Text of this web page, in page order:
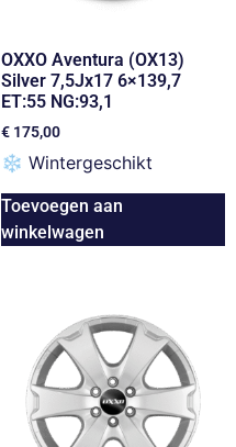
OXXO Aventura (OX13)
Silver 7,5Jx17 6×139,7
ET:55 NG:93,1
€ 175,00
❄ Wintergeschikt
Toevoegen aan
winkelwagen